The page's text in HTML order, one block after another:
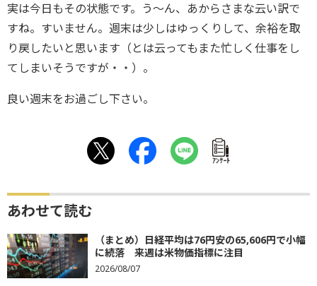
実は今日もその状態です。う～ん、あからさまな云い訳で
すね。すいません。週末は少しはゆっくりして、余裕を取
り戻したいと思います（とは云ってもまた忙しく仕事をし
てしまいそうですが・・）。
良い週末をお過ごし下さい。
ｱﾝｹｰﾄ
あわせて読む
（まとめ）日経平均は76円安の65,606円で小幅
に続落 来週は米物価指標に注目
2026/08/07